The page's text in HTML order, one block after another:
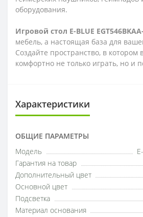
оборудования.
Игровой стол E-BLUE
мебель, а настоящая база для
Создайте пространство, в котором
комфортно не только играть, но и
Характеристики
ОБЩИЕ ПАРАМЕТРЫ
Модель
Гарантия на товар
Дополнительный цвет
Основной цвет
Подсветка
Материал основания